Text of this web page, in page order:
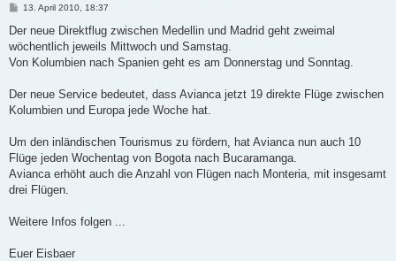
B
i
r
a
13. April 2010, 18:37
Der neue Direktflug zwischen Medellin und Madrid geht zweimal
wöchentlich jeweils Mittwoch und Samstag.
Von Kolumbien nach Spanien geht es am Donnerstag und Sonntag.
Der neue Service bedeutet, dass Avianca jetzt 19 direkte Flüge zwischen
Kolumbien und Europa jede Woche hat.
Um den inländischen Tourismus zu fördern, hat Avianca nun auch 10
Flüge jeden Wochentag von Bogota nach Bucaramanga.
Avianca erhöht auch die Anzahl von Flügen nach Monteria, mit insgesamt
drei Flügen.
Weitere Infos folgen ...
Euer Eisbaer